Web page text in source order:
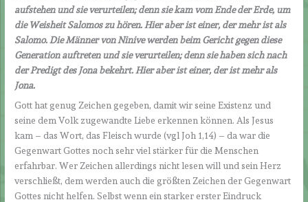
aufstehen und sie verurteilen; denn sie kam vom Ende der Erde, um
die Weisheit Salomos zu hören. Hier aber ist einer, der mehr ist als
Salomo. Die Männer von Ninive werden beim Gericht gegen diese
Generation auftreten und sie verurteilen; denn sie haben sich nach
der Predigt des Jona bekehrt. Hier aber ist einer, der ist mehr als
Jona.
Gott hat genug Zeichen gegeben, damit wir seine Existenz und
seine dem Volk zugewandte Liebe erkennen können. Als Jesus
kam – das Wort, das Fleisch wurde (vgl Joh 1,14) – da war die
Gegenwart Gottes noch sehr viel stärker für die Menschen
erfahrbar. Wer Zeichen allerdings nicht lesen will und sein Herz
verschließt, dem werden auch die größten Zeichen der Gegenwart
Gottes nicht helfen. Selbst wenn ein starker erster Eindruck